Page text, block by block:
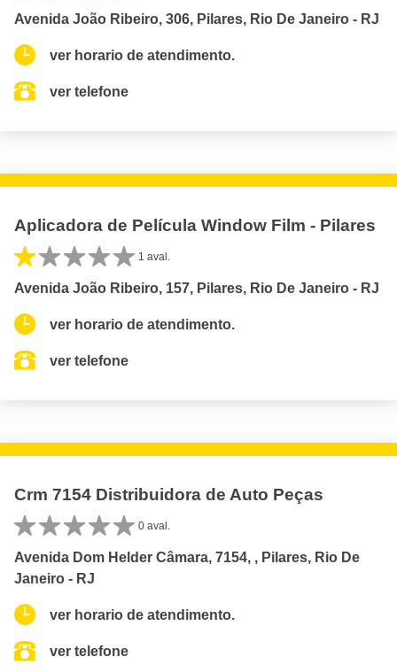
Avenida João Ribeiro, 306, Pilares, Rio De Janeiro - RJ
ver horario de atendimento.
ver telefone
Aplicadora de Película Window Film - Pilares
1 aval.
Avenida João Ribeiro, 157, Pilares, Rio De Janeiro - RJ
ver horario de atendimento.
ver telefone
Crm 7154 Distribuidora de Auto Peças
0 aval.
Avenida Dom Helder Câmara, 7154, , Pilares, Rio De
Janeiro - RJ
ver horario de atendimento.
ver telefone